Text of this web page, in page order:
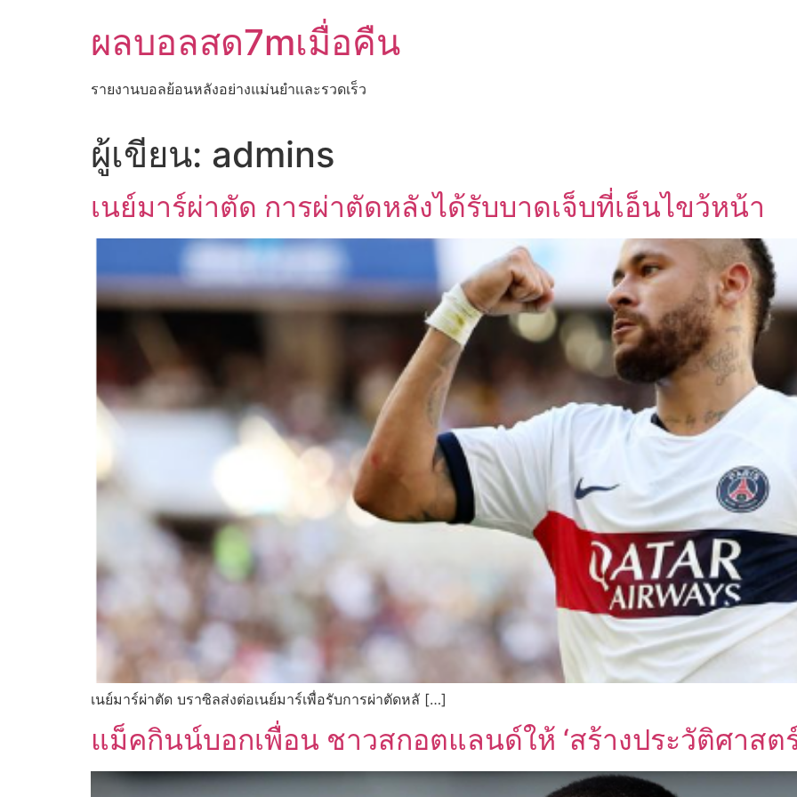
ผลบอลสด7mเมื่อคืน
รายงานบอลย้อนหลังอย่างแม่นยำเเละรวดเร็ว
ผู้เขียน: admins
เนย์มาร์ผ่าตัด การผ่าตัดหลังได้รับบาดเจ็บที่เอ็นไขว้หน้า
เนย์มาร์ผ่าตัด บราซิลส่งต่อเนย์มาร์เพื่อรับการผ่าตัดหลั […]
แม็คกินน์บอกเพื่อน ชาวสกอตแลนด์ให้ ‘สร้างประวัติศาสตร์